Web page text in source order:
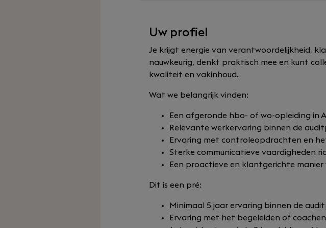
Uw profiel
Je krijgt energie van verantwoordelijkheid,
nauwkeurig, denkt praktisch mee en kunt
kwaliteit en vakinhoud.
Wat we belangrijk vinden:
Een afgeronde hbo- of wo-opleiding in
Relevante werkervaring binnen de
Ervaring met controleopdrachten en
Sterke communicatieve vaardigheden
Een proactieve en klantgerichte manier
Dit is een pré:
Minimaal 5 jaar ervaring binnen de
Ervaring met het begeleiden of